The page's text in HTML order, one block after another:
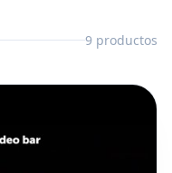
9 productos